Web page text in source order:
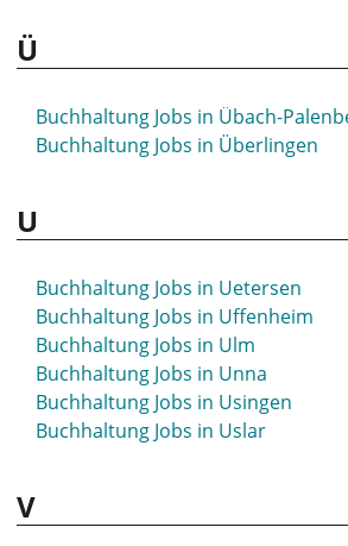
Buchhaltung Jobs in Sonthofen
Buchhaltung Jobs in Spaichingen
Buchhaltung Jobs in Spenge
Buchhaltung Jobs in Speyer
Buchhaltung Jobs in Springe
Buchhaltung Jobs in Stade
Buchhaltung Jobs in Starnberg
Buchhaltung Jobs in Staßfurt
Buchhaltung Jobs in Steinfurt
Buchhaltung Jobs in Stockach
Buchhaltung Jobs in Stolberg
Buchhaltung Jobs in Strausberg
Buchhaltung Jobs in St- Wendel
Ü
Buchhaltung Jobs in Übach-
Buchhaltung Jobs in Überlingen
U
Buchhaltung Jobs in Uetersen
Buchhaltung Jobs in Uffenheim
Buchhaltung Jobs in Ulm
Buchhaltung Jobs in Unna
Buchhaltung Jobs in Usingen
Buchhaltung Jobs in Uslar
V